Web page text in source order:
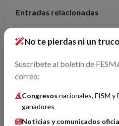
Entradas relacionadas
de FESMA
Boletín FISM 164
Boletín FISM 161
No te pierdas ni un truco
Suscríbete al boletín de
correo:
Congresos nacionales, FISM
ganadores
Noticias y comunicados